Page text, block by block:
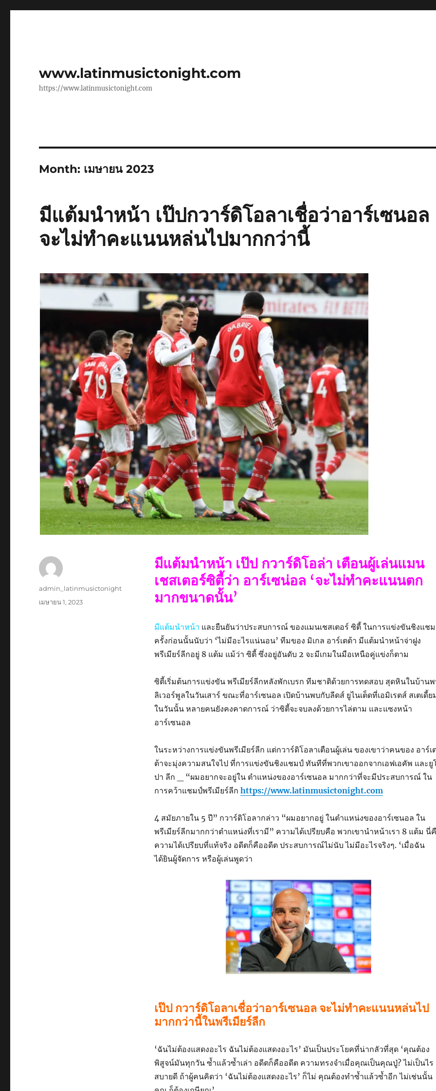
www.latinmusictonight.com
https://www.latinmusictonight.com
Month: เมษายน 2023
มีแต้มนำหน้า เป๊ปกวาร์ดิโอลาเชื่อว่าอาร์เซนอล
จะไม่ทำคะแนนหล่นไปมากกว่านี้
มีแต้มนำหน้า เป๊ป กวาร์ดิโอล่า เตือนผู้เล่นแมน
เชสเตอร์ซิตี้ว่า อาร์เซน่อล ‘จะไม่ทำคะแนนตก
มากขนาดนั้น’
มีแต้มนำหน้า และยืนยันว่าประสบการณ์ ของแมนเชสเตอร์ ซิตี้ ในการแข่งขันชิงแช
ครั้งก่อนนั้นนับว่า ‘ไม่มีอะไรแน่นอน’ ทีมของ มิเกล อาร์เตต้า มีแต้มนำหน้าจ่าฝูง
พรีเมียร์ลีกอยู่ 8 แต้ม แม้ว่า ซิตี้ ซึ่งอยู่อันดับ 2 จะมีเกมในมือเหนือคู่แข่งก็ตาม
ซิตี้เริ่มต้นการแข่งขัน พรีเมียร์ลีกหลังพักเบรก ทีมชาติด้วยการทดสอบ สุดหินในบ้าน
ลิเวอร์พูลในวันเสาร์ ขณะที่อาร์เซนอล เปิดบ้านพบกับลีดส์ ยูไนเต็ดที่เอมิเรตส์ สเตเดี้ย
ในวันนั้น หลายคนยังคงคาดการณ์ ว่าซิตี้จะจบลงด้วยการไล่ตาม และแซงหน้า
อาร์เซนอล
ในระหว่างการแข่งขันพรีเมียร์ลีก แต่กวาร์ดิโอลาเตือนผู้เล่น ของเขาว่าคนของ อาร์เ
ต้าจะมุ่งความสนใจไป ที่การแข่งขันชิงแชมป์ ทันทีที่พวกเขาออกจากเอฟเอคัพ และยู
ปา ลีก _ “ผมอยากจะอยู่ใน ตำแหน่งของอาร์เซนอล มากกว่าที่จะมีประสบการณ์ ใน
การคว้าแชมป์พรีเมียร์ลีก https://www.latinmusictonight.com
4 สมัยภายใน 5 ปี” กวาร์ดิโอลากล่าว “ผมอยากอยู่ ในตำแหน่งของอาร์เซนอล ใน
พรีเมียร์ลีกมากกว่าตำแหน่งที่เรามี” ความได้เปรียบคือ พวกเขานำหน้าเรา 8 แต้ม นี่
ความได้เปรียบที่แท้จริง อดีตก็คืออดีต ประสบการณ์ไม่นับ ไม่มีอะไรจริงๆ. ‘เมื่อฉัน
ได้ยินผู้จัดการ หรือผู้เล่นพูดว่า
เป๊ป กวาร์ดิโอลาเชื่อว่าอาร์เซนอล จะไม่ทำคะแนนหล่นไป
มากกว่านี้ในพรีเมียร์ลีก
‘ฉันไม่ต้องแสดงอะไร ฉันไม่ต้องแสดงอะไร’ มันเป็นประโยคที่น่ากลัวที่สุด ‘คุณต้อง
พิสูจน์มันทุกวัน ซ้ำแล้วซ้ำเล่า อดีตก็คืออดีต ความทรงจำเมื่อคุณเป็นคุณปู่? ไม่เป็นไร
สบายดี ถ้าผู้คนคิดว่า ‘ฉันไม่ต้องแสดงอะไร’ ก็ไม่ คุณต้องทำซ้ำแล้วซ้ำอีก ไม่เช่นนั้น
ผู้
admin_latinmusictonight
เขียน
เมษายน 1, 2023